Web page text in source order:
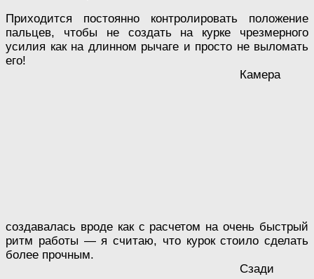
Приходится постоянно контролировать положение
пальцев, чтобы не создать на курке чрезмерного
усилия как на длинном рычаге и просто не выломать
его!
Камера
создавалась вроде как с расчетом на очень быстрый
ритм работы — я считаю, что курок стоило сделать
более прочным.
Сзади